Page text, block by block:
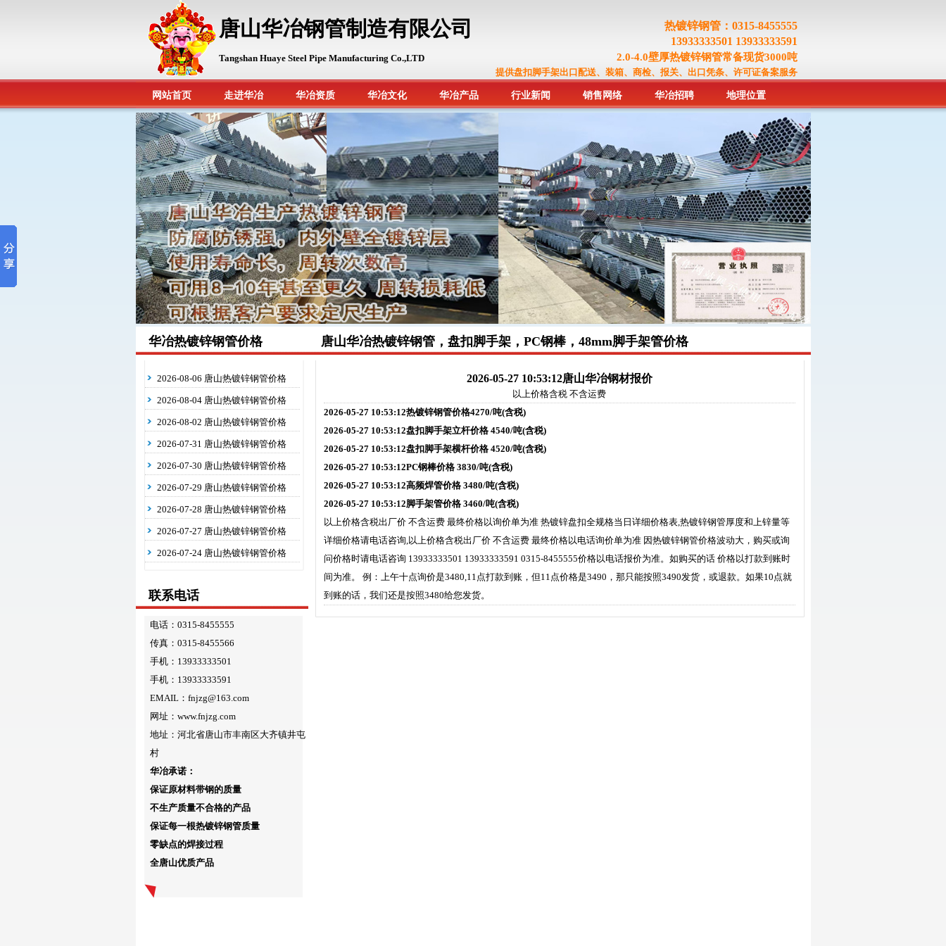
唐山华冶钢管制造有限公司
Tangshan Huaye Steel Pipe Manufacturing Co.,LTD
热镀锌钢管：0315-8455555
13933333501 13933333591
2.0-4.0壁厚热镀锌钢管常备现货3000吨
提供盘扣脚手架出口配送、装箱、商检、报关、出口凭条、许可证备案服务
网站首页 走进华冶 华冶资质 华冶文化 华冶产品 行业新闻 销售网络 华冶招聘 地理位置
华冶热镀锌钢管价格
2026-08-06 唐山热镀锌钢管价格
2026-08-04 唐山热镀锌钢管价格
2026-08-02 唐山热镀锌钢管价格
2026-07-31 唐山热镀锌钢管价格
2026-07-30 唐山热镀锌钢管价格
2026-07-29 唐山热镀锌钢管价格
2026-07-28 唐山热镀锌钢管价格
2026-07-27 唐山热镀锌钢管价格
2026-07-24 唐山热镀锌钢管价格
联系电话
电话：0315-8455555
传真：0315-8455566
手机：13933333501
手机：13933333591
EMAIL：fnjzg@163.com
网址：www.fnjzg.com
地址：河北省唐山市丰南区大齐镇井屯
村
华冶承诺：
保证原材料带钢的质量
不生产质量不合格的产品
保证每一根热镀锌钢管质量
零缺点的焊接过程
全唐山优质产品
唐山华冶热镀锌钢管，盘扣脚手架，PC钢棒，48mm脚手架管价格
2026-05-27 10:53:12唐山华冶钢材报价
以上价格含税 不含运费
2026-05-27 10:53:12热镀锌钢管价格4270/吨(含税)
2026-05-27 10:53:12盘扣脚手架立杆价格 4540/吨(含税)
2026-05-27 10:53:12盘扣脚手架横杆价格 4520/吨(含税)
2026-05-27 10:53:12PC钢棒价格 3830/吨(含税)
2026-05-27 10:53:12高频焊管价格 3480/吨(含税)
2026-05-27 10:53:12脚手架管价格 3460/吨(含税)
以上价格含税出厂价 不含运费 最终价格以询价单为准 热镀锌盘扣全规格当日详细价格表,热镀锌钢管厚度和上锌量等
详细价格请电话咨询,以上价格含税出厂价 不含运费 最终价格以电话询价单为准 因热镀锌钢管价格波动大，购买或询
问价格时请电话咨询 13933333501 13933333591 0315-8455555价格以电话报价为准。如购买的话 价格以打款到账时
间为准。 例：上午十点询价是3480,11点打款到账，但11点价格是3490，那只能按照3490发货，或退款。如果10点就
到账的话，我们还是按照3480给您发货。